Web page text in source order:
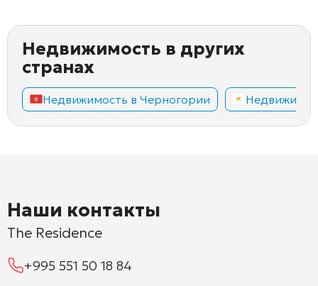
Недвижимость в других
странах
Недвижимость в Черногории
Наши контакты
The Residence
+995 551 50 18 84